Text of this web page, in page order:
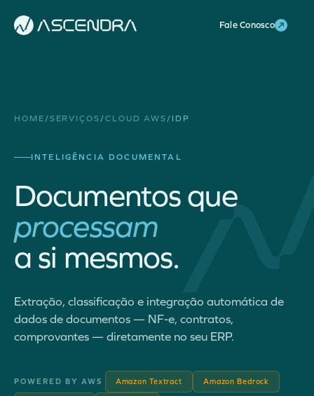
Fale Conosco
HOME /SERVIÇOS /CLOUD AWS / IDP
INTELIGÊNCIA DOCUMENTAL
Documentos que
processam
a si mesmos.
Extração, classificação e integração automática de
dados de documentos — NF-e, contratos,
comprovantes — diretamente no seu ERP.
POWERED BY AWS Amazon Textract Amazon Bedrock